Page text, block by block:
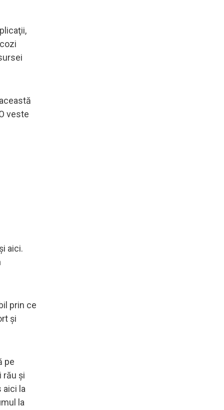
veste
aici.
prin ce
şi
pe
rău şi
aici la
la